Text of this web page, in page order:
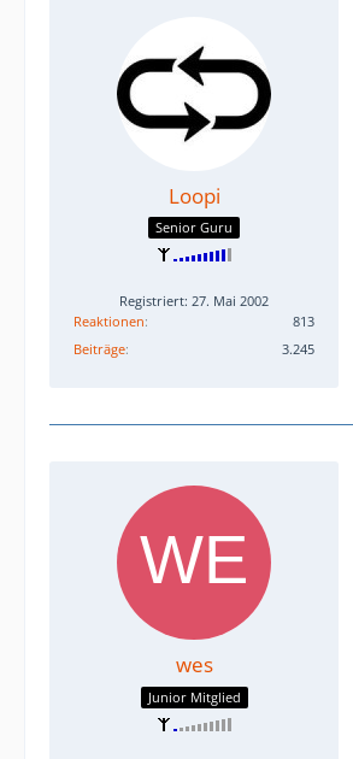
Loopi
Senior Guru
Registriert: 27. Mai 2002
Reaktionen
813
Beiträge
3.245
wes
Junior Mitglied